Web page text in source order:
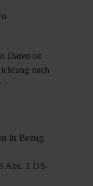
Daten ist
nach
in Bezug
Abs. 1 DS-